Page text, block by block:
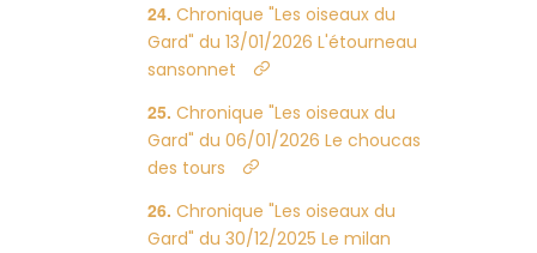
Chronique "Les oiseaux du
Gard" du 13/01/2026 L'étourneau
sansonnet
Chronique "Les oiseaux du
Gard" du 06/01/2026 Le choucas
des tours
Chronique "Les oiseaux du
Gard" du 30/12/2025 Le milan